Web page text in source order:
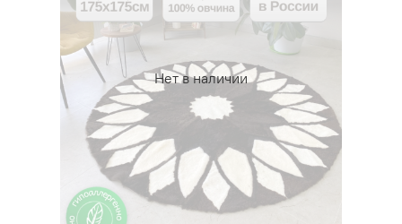
Нет в наличии